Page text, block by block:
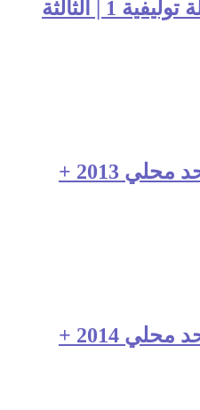
تمارين الفيزياء : سلسلة توليفية 1 | الثالثة
امتحانات الفيزياء : موحد محلي 2013 +
امتحانات الفيزياء : موحد محلي 2014 +